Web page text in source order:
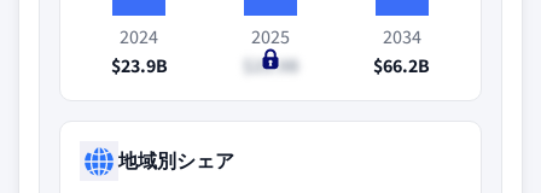
2024
$23.9B
2025
$25.9B
2034
$66.2B
地域別シェア